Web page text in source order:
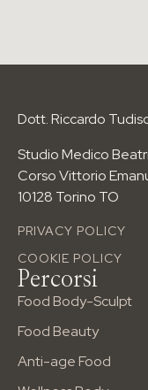
Dott. Riccardo
Studio Medico
Corso Vittorio
10128 Torino TO
PRIVACY POLICY
COOKIE POLICY
Percorsi
Food Body-Sculpt
Food Beauty
Anti-age Food
Per età
Per esigenze
Per sport
info@riccardotudisco.it
Corso Vittorio Emanuele